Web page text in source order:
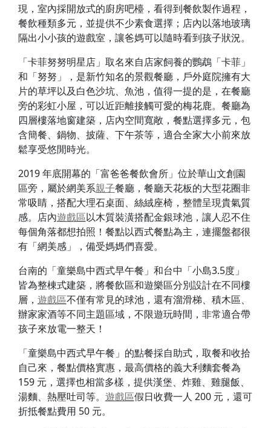
現，室內採開放式的廚房吧檯，看得到餐飲製作過程，
餐飲種類多元，並提供不少素食選擇；店內以落地玻璃
隔出小小孩的遊戲室，讓爸媽可以隨時看到孩子狀況。
「卡菲努努明星店」取名來自店家飼養的鸚鵡「卡菲」
和「努努」，是新竹知名的景觀餐廳，戶外庭院擁有大
片的草坪以及白色沙坑、魚池，值得一提的是，在餐廳
旁的彩虹小屋，可以近距離接觸可愛的梅花鹿。餐廳為
四層樓落地窗建築，店內空間寬敞，餐點選擇多元，包
含簡餐、鍋物、披薩、下午茶等，適合全家大小前來放
鬆享受悠閒時光。
2019 年底開幕的「富爸爸餐飲會所」位於華山文創園
區旁，屬於網美系親子餐廳，餐廳天花板的大型花圈非
常吸睛，搭配大理石桌面、絲絨座椅，整體呈現貴氣質
感。店內遊戲區以木質裝潢搭配金銀球池，讓人忍不住
每個角落都想拍照！餐點以西式餐點為主，連擺盤都很
有「網美感」，備受媽媽們喜愛。
台南的「童樂島中西式早午餐」和台中「小島3.5度」
皆為整棟式建築，將餐飲區和遊樂區分別設計在不同樓
層， 遊戲區不僅有常見的球池，還有溜滑梯、積木區、
辦家家酒等不同主題區域，不限遊玩時間，非常適合帶
孩子來放電一整天！
「童樂島中西式早午餐」的點餐採自助式，取餐和收拾
自己來，餐點價格實惠，最高價格的義大利麵套餐為
159 元，選擇也相當多樣，提供漢堡、炸雞、雞腿飯、
湯麵、熱壓吐司等。 遊戲區假日收費一人 200 元，還可
折抵餐點費用 50 元。